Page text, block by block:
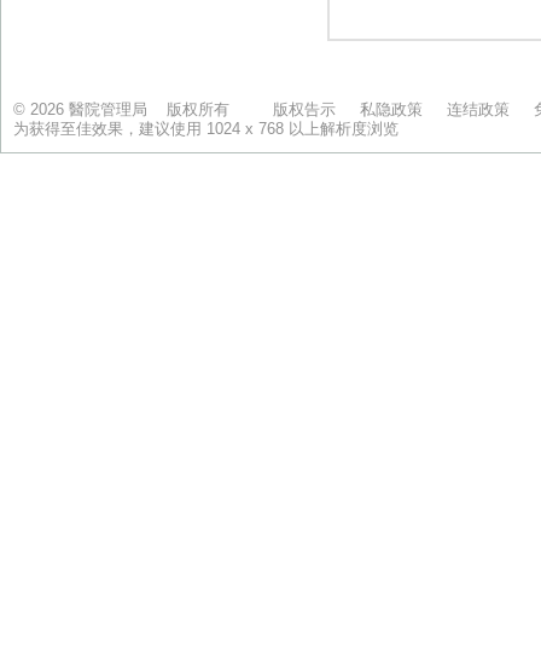
© 2026 醫院管理局 版权所有 版权告示 私隐政策 连结政策
为获得至佳效果，建议使用 1024 x 768 以上解析度浏览